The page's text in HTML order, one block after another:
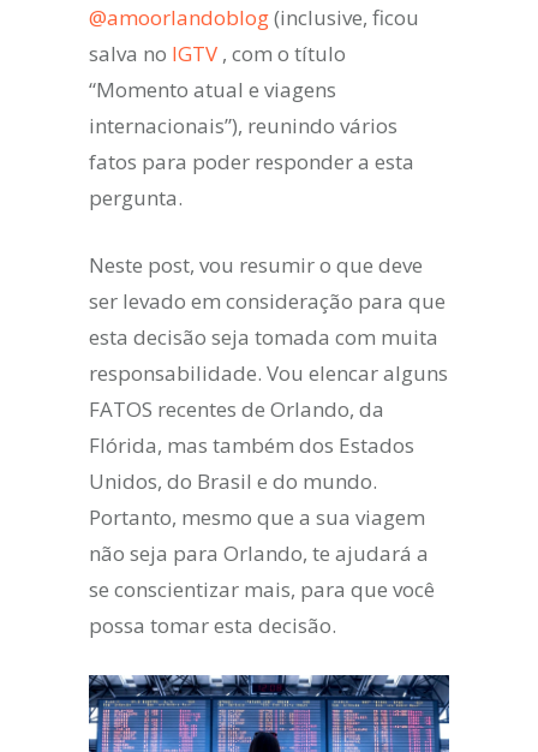
@amoorlandoblog(inclusive, ficou
salva no IGTV , com o título
“Momento atual e viagens
internacionais”), reunindo vários
fatos para poder responder a esta
pergunta.
Neste post, vou resumir o que deve
ser levado em consideração para que
esta decisão seja tomada com muita
responsabilidade. Vou elencar alguns
FATOS recentes de Orlando, da
Flórida, mas também dos Estados
Unidos, do Brasil e do mundo.
Portanto, mesmo que a sua viagem
não seja para Orlando, te ajudará a
se conscientizar mais, para que você
possa tomar esta decisão.